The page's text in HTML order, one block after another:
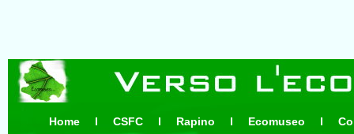
Home CSFC Rapino Ecomuseo